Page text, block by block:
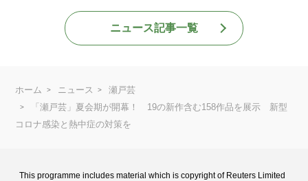
ニュース記事一覧
ホーム ニュース
瀬戸芸
「瀬戸芸」夏会期が開幕！ 19の新作含む158作品を展示 新型
コロナ感染と熱中症の対策を
This programme includes material which is copyright of Reuters Limited